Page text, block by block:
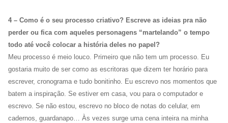
4 – Como é o seu processo criativo? Escreve as ideias pra não
perder ou fica com aqueles personagens “martelando” o tempo
todo até você colocar a história deles no papel?
Meu processo é meio louco. Primeiro que não tem um processo. Eu
gostaria muito de ser como as escritoras que dizem ter horário para
escrever, cronograma e tudo bonitinho. Eu escrevo nos momentos que
batem a inspiração. Se estiver em casa, vou para o computador e
escrevo. Se não estou, escrevo no bloco de notas do celular, em
cadernos, guardanapo… Às vezes surge uma cena inteira na minha